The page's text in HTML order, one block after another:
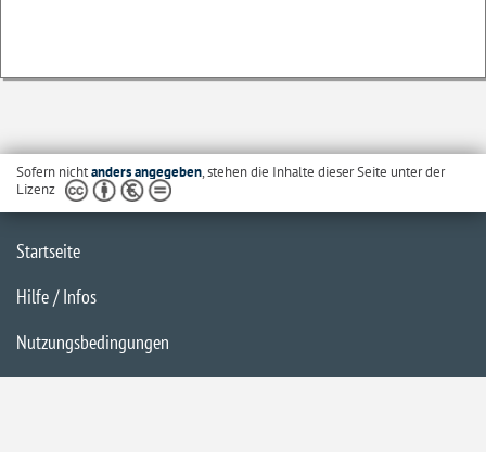
Sofern nichtanders angegeben, stehen die Inhalte dieser Seite unter der
Lizenz
Startseite
Hilfe / Infos
Nutzungsbedingungen